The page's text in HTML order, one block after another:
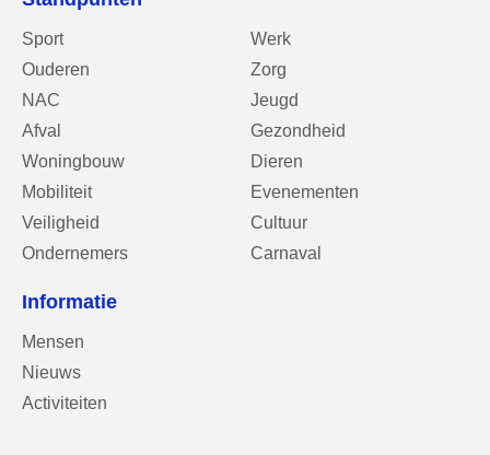
Sport
Ouderen
NAC
Afval
Woningbouw
Mobiliteit
Veiligheid
Ondernemers
Werk
Zorg
Jeugd
Gezondheid
Dieren
Evenementen
Cultuur
Carnaval
Informatie
Mensen
Nieuws
Activiteiten